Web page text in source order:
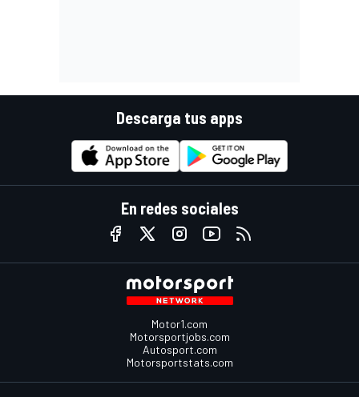
Descarga tus apps
En redes sociales
Motor1.com
Motorsportjobs.com
Autosport.com
Motorsportstats.com